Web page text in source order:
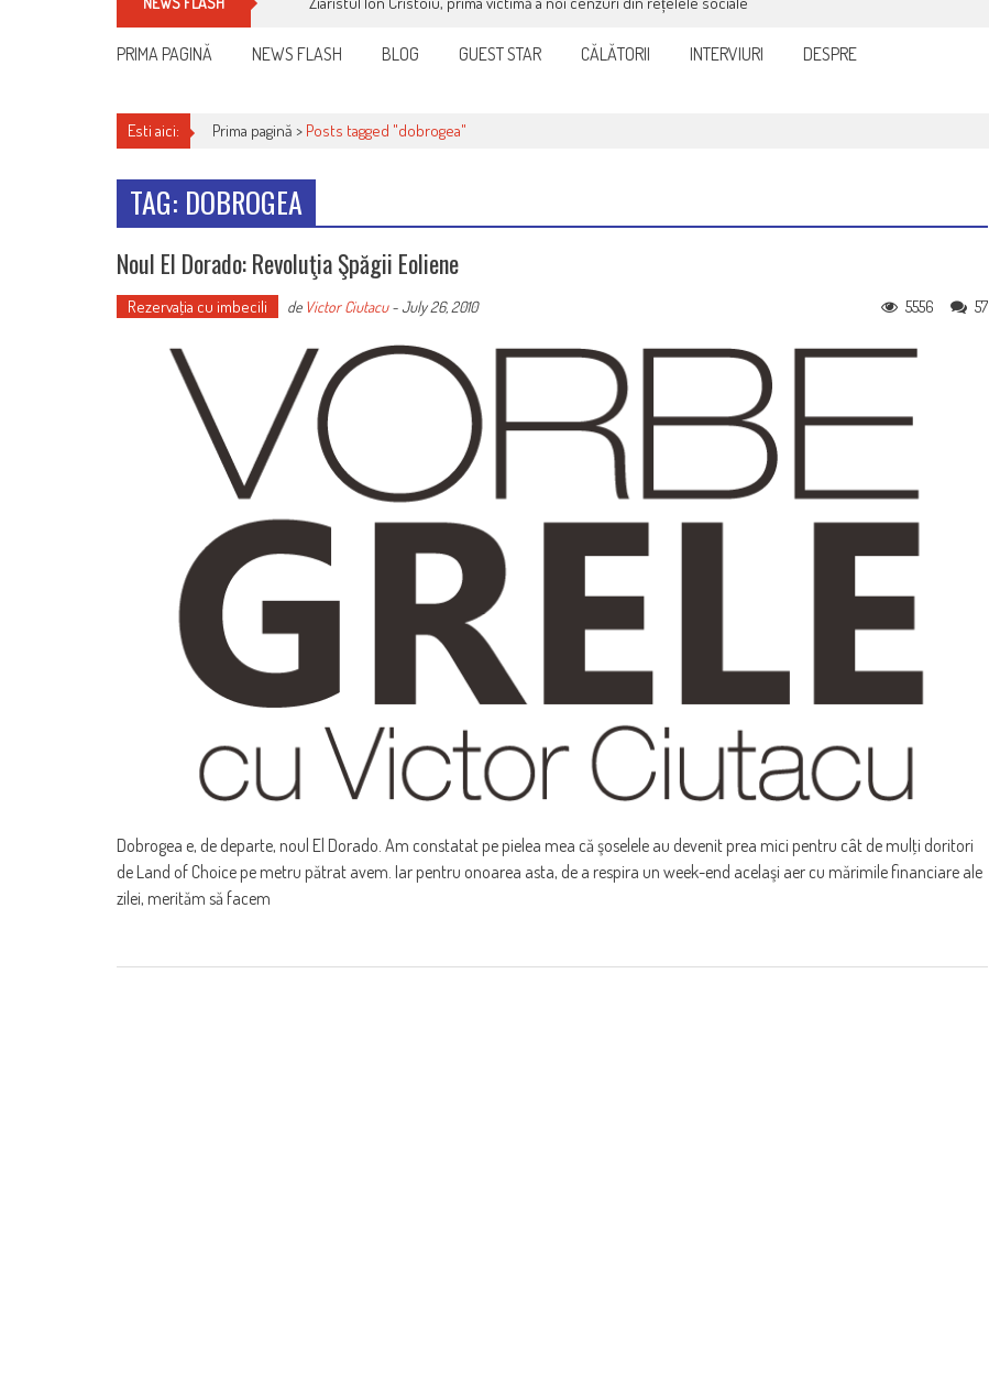
PRIMA PAGINĂ NEWS FLASH BLOG GUEST STAR CĂLĂTORII INTERVIURI DESPRE
Esti aici: Prima pagină > Posts tagged "dobrogea"
TAG: DOBROGEA
Noul El Dorado: Revoluţia Şpăgii Eoliene
Rezervaţia cu imbecili de Victor Ciutacu-July 26, 2010 57
5556
Dobrogea e, de departe, noul El Dorado. Am constatat pe pielea mea că şoselele au devenit prea mici pentru cât de mulţi doritori
de Land of Choice pe metru pătrat avem. Iar pentru onoarea asta, de a respira un week-end acelaşi aer cu mărimile financiare ale
zilei, merităm să facem